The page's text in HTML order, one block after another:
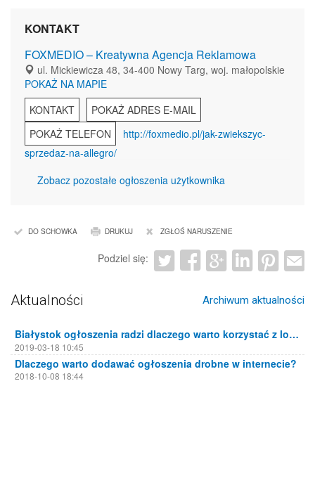
KONTAKT
FOXMEDIO – Kreatywna Agencja Reklamowa
ul. Mickiewicza 48, 34-400 Nowy Targ, woj. małopolskie
POKAŻ NA MAPIE
KONTAKT
POKAŻ ADRES E-MAIL
POKAŻ TELEFON
http://foxmedio.pl/jak-zwiekszyc-
sprzedaz-na-allegro/
Zobacz pozostałe ogłoszenia użytkownika
DO SCHOWKA DRUKUJ ZGŁOŚ NARUSZENIE
Podziel się:
Aktualności Archiwum aktualności
Białystok ogłoszenia radzi dlaczego warto korzystać z lokalnych portali ogłoszeniowych
2019-03-18 10:45
Dlaczego warto dodawać ogłoszenia drobne w internecie?
2018-10-08 18:44